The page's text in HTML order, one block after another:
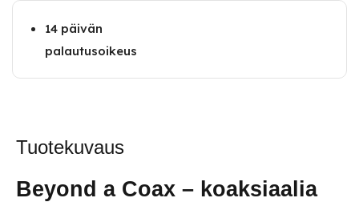
14 päivän
palautusoikeus
Tuotekuvaus
Beyond a Coax – koaksiaalia